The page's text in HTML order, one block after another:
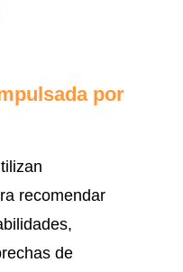
por
recomendar
de